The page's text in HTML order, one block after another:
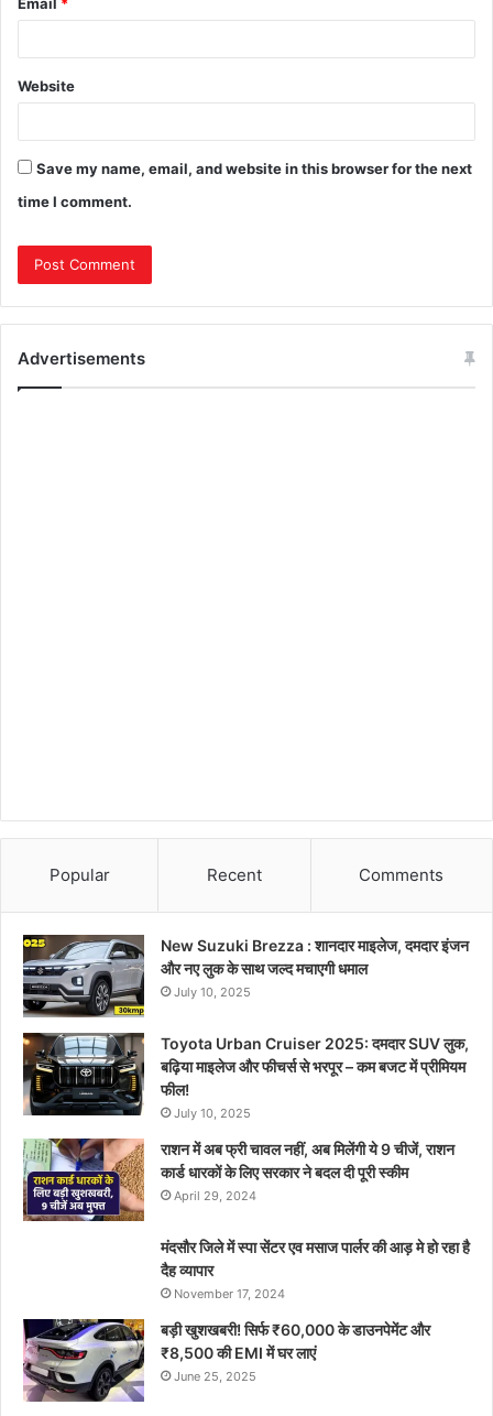
Website
Save my name, email, and website in this browser for the next
time I comment.
Advertisements
Popular Recent Comments
New Suzuki Brezza : शानदार माइलेज, दमदार इंजन
और नए लुक के साथ जल्द मचाएगी धमाल
July 10, 2025
Toyota Urban Cruiser 2025: दमदार SUV लुक,
बढ़िया माइलेज और फीचर्स से भरपूर – कम बजट में प्रीमियम
फील!
July 10, 2025
राशन में अब फ्री चावल नहीं, अब मिलेंगी ये 9 चीजें, राशन
कार्ड धारकों के लिए सरकार ने बदल दी पूरी स्कीम
April 29, 2024
मंदसौर जिले में स्पा सेंटर एव मसाज पार्लर की आड़ मे हो रहा है
दैह व्यापार
November 17, 2024
बड़ी खुशखबरी! सिर्फ ₹60,000 के डाउनपेमेंट और
₹8,500 की EMI में घर लाएं
June 25, 2025